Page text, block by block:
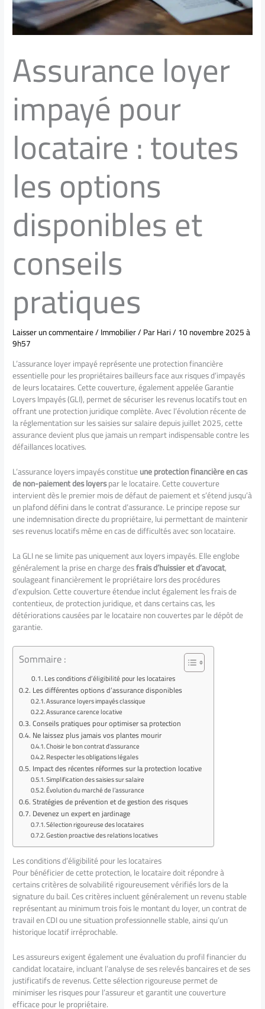
Assurance loyer
impayé pour
locataire : toutes
les options
disponibles et
conseils
pratiques
Laisser un commentaire/Immobilier/ ParHari/10 novembre 2025 à
9h57
L’assurance loyer impayé représente une protection financière
essentielle pour les propriétaires bailleurs face aux risques d’impayés
de leurs locataires. Cette couverture, également appelée Garantie
Loyers Impayés (GLI), permet de sécuriser les revenus locatifs tout en
offrant une protection juridique complète. Avec l’évolution récente de
la réglementation sur les saisies sur salaire depuis juillet 2025, cette
assurance devient plus que jamais un rempart indispensable contre les
défaillances locatives.
L’assurance loyers impayés constitueune protection financière en cas
de non-paiement des loyerspar le locataire. Cette couverture
intervient dès le premier mois de défaut de paiement et s’étend jusqu’à
un plafond défini dans le contrat d’assurance. Le principe repose sur
une indemnisation directe du propriétaire, lui permettant de maintenir
ses revenus locatifs même en cas de difficultés avec son locataire.
La GLI ne se limite pas uniquement aux loyers impayés. Elle englobe
généralement la prise en charge desfrais d’huissier et d’avocat,
soulageant financièrement le propriétaire lors des procédures
d’expulsion. Cette couverture étendue inclut également les frais de
contentieux, de protection juridique, et dans certains cas, les
détériorations causées par le locataire non couvertes par le dépôt de
garantie.
Sommaire :
Les conditions d’éligibilité pour les locataires
Les différentes options d’assurance disponibles
Assurance loyers impayés classique
Assurance carence locative
Conseils pratiques pour optimiser sa protection
Ne laissez plus jamais vos plantes mourir
Choisir le bon contrat d’assurance
Respecter les obligations légales
Impact des récentes réformes sur la protection locative
Simplification des saisies sur salaire
Évolution du marché de l’assurance
Stratégies de prévention et de gestion des risques
Devenez un expert en jardinage
Sélection rigoureuse des locataires
Gestion proactive des relations locatives
Les conditions d’éligibilité pour les locataires
Pour bénéficier de cette protection, le locataire doit répondre à
certains critères de solvabilité rigoureusement vérifiés lors de la
signature du bail. Ces critères incluent généralement un revenu stable
représentant au minimum trois fois le montant du loyer, un contrat de
travail en CDI ou une situation professionnelle stable, ainsi qu’un
historique locatif irréprochable.
Les assureurs exigent également une évaluation du profil financier du
candidat locataire, incluant l’analyse de ses relevés bancaires et de ses
justificatifs de revenus. Cette sélection rigoureuse permet de
minimiser les risques pour l’assureur et garantit une couverture
efficace pour le propriétaire.